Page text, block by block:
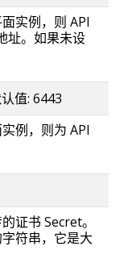
实例，则 API
址。如果未设
值: 6443
例，则为 API
证书 Secret。
符串，它是大